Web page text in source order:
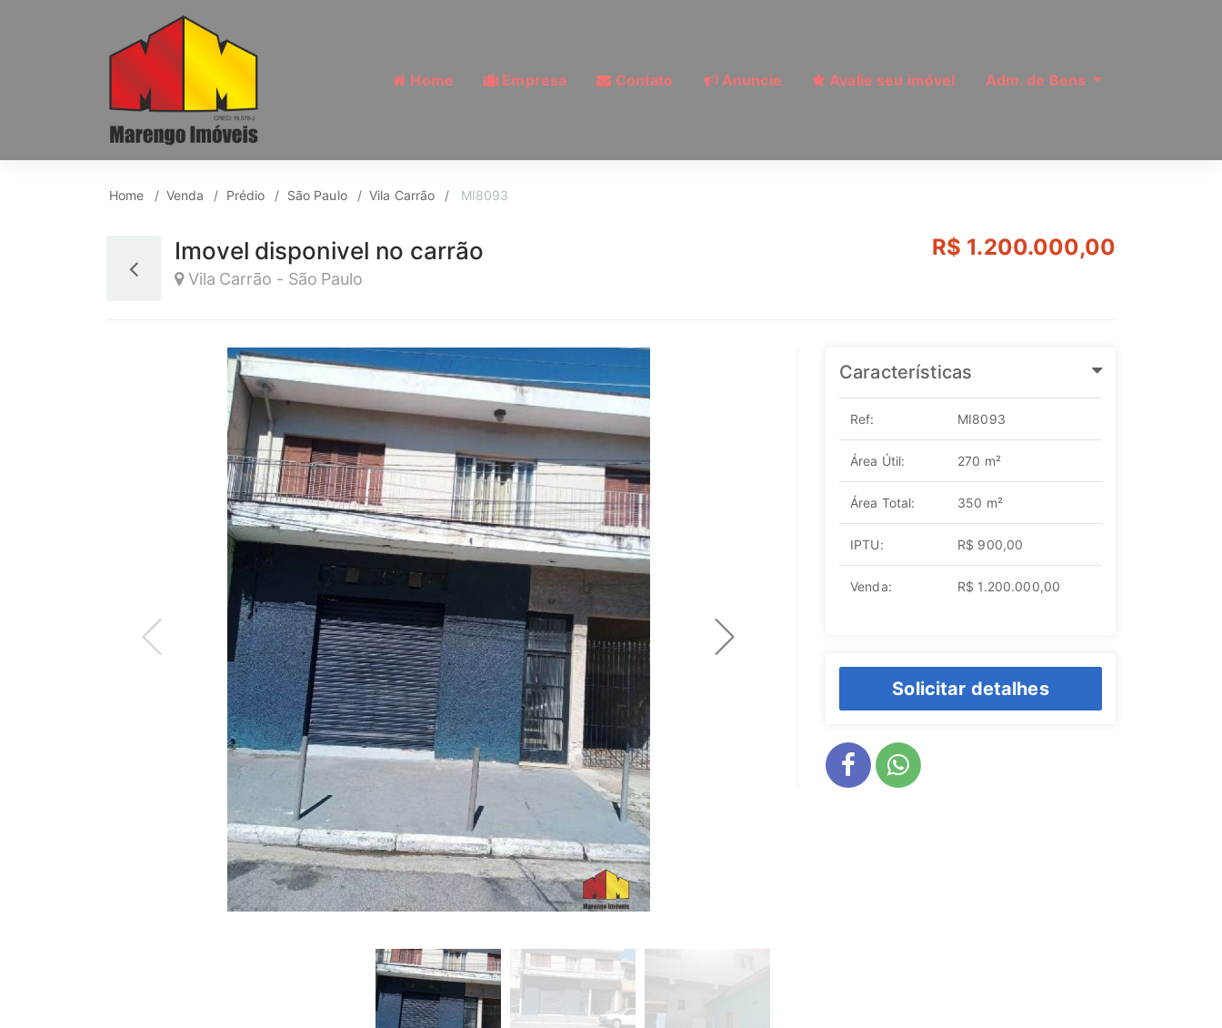
Home Empresa Contato Anuncie Avalie seu imóvel Adm. de Bens
Prédio para Venda, Vila Carrão, São Paulo | Ref: MI8093
Home Venda Prédio São Paulo Vila Carrão MI8093
Imovel disponivel no carrão
Vila Carrão - São Paulo
R$ 1.200.000,00
Características
Ref: MI8093
Área Útil: 270 m²
Área Total: 350 m²
IPTU: R$ 900,00
Venda: R$ 1.200.000,00
Solicitar detalhes